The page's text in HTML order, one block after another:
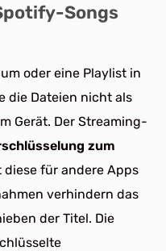
Songs
oder eine Playlist in
die Dateien nicht als
Gerät. Der Streaming-
zum
diese für andere Apps
verhindern das
der Titel. Die